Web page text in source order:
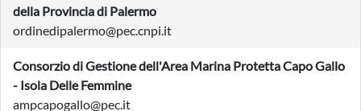
della Provincia di Palermo
ordinedipalermo@pec.cnpi.it
Consorzio di Gestione dell'Area Marina Protetta Capo Gallo
- Isola Delle Femmine
ampcapogallo@pec.it